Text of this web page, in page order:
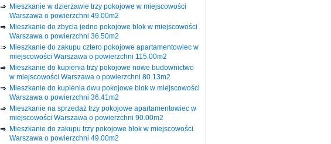
Mieszkanie w dzierżawie trzy pokojowe w miejscowości
Warszawa o powierzchni 49.00m2
Mieszkanie do zbycia jedno pokojowe blok w miejscowości
Warszawa o powierzchni 36.50m2
Mieszkanie do zakupu cztero pokojowe apartamentowiec w
miejscowości Warszawa o powierzchni 115.00m2
Mieszkanie do kupienia trzy pokojowe nowe budownictwo
w miejscowości Warszawa o powierzchni 80.13m2
Mieszkanie do kupienia dwu pokojowe blok w miejscowości
Warszawa o powierzchni 36.41m2
Mieszkanie na sprzedaż trzy pokojowe apartamentowiec w
miejscowości Warszawa o powierzchni 90.00m2
Mieszkanie do zakupu trzy pokojowe blok w miejscowości
Warszawa o powierzchni 49.00m2